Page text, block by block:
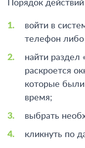
Порядок
войти в
телефон либо
найти раздел
раскроется
которые
время;
выбрать
кликнуть по